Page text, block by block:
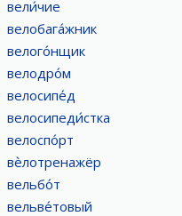
вели́чие
велобага́жник
велого́нщик
велодро́м
велосипе́д
велосипеди́стка
велоспо́рт
вѐлотренажёр
вельбо́т
вельве́товый